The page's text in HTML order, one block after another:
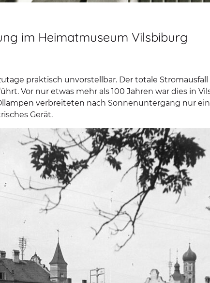
im Heimatmuseum Vilsbiburg
praktisch unvorstellbar. Der totale
Vor nur etwas mehr als 100 Jahren war dies in
verbreiteten nach Sonnenuntergang nur
Gerät.